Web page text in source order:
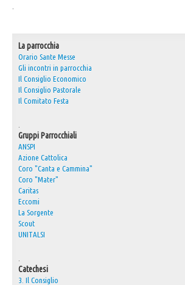
Festa Sant'Agostino
RASSEGNA PRESEPI DOMESTICI 2020
Video
L'Oratorio in Festa 2015
Fatti riconoscere
La parrocchia
Orario Sante Messe
Gli incontri in parrocchia
Il Consiglio Economico
Il Consiglio Pastorale
Il Comitato Festa
Gruppi Parrocchiali
ANSPI
Azione Cattolica
Coro "Canta e Cammina"
Coro "Mater"
Caritas
Eccomi
La Sorgente
Scout
UNITALSI
Catechesi
3. Il Consiglio